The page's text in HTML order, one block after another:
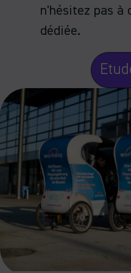
n'hésitez pas à
dédiée.